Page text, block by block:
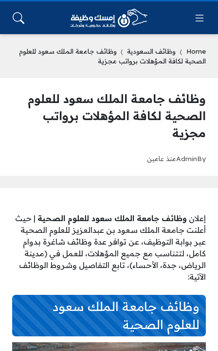
Home وظائف السعودية
وظائف جامعة الملك سعود للعلوم
الصحية لكافة المؤهلات برواتب مجزية
وظائف جامعة الملك سعود للعلوم
الصحية لكافة المؤهلات برواتب
مجزية
By
Adminمنذ عامين
إعلان وظائف جامعة الملك سعود للعلوم الصحية | حيث
أعلنت جامعة الملك سعود بن عبدالعزيز للعلوم الصحية
عبر بوابة التوظيف، عن توافر عدة وظائف شاغرة بدوام
كامل، لتتناسب مع جميع المؤهلات، للعمل في (مدينة
الرياض، جدة، الأحساء)، تابع التفاصيل وشروط الوظائف
الآتية:
وظائف جامعة الملك سعود
للعلوم الصحية